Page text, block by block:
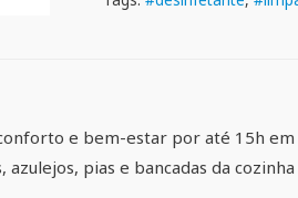
e bem-estar por até 15h
pias e bancadas da cozinha